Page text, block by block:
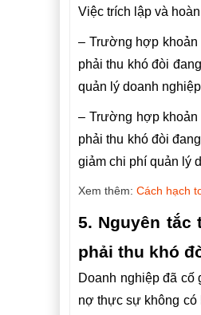
Việc trích lập và
– Trường hợp
phải thu khó đòi
quản lý doanh
– Trường hợp
phải thu khó đòi
giảm chi phí quản lý
Xem thêm: Cách hạch
5. Nguyên tắc
phải thu khó
Doanh nghiệp đã
nợ thực sự không có